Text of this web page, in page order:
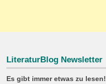
LiteraturBlog Newsletter
Es gibt immer etwas zu lesen!